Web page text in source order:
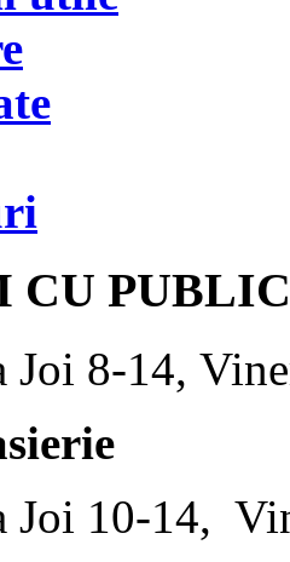
CU
Joi 8-14,
Joi 10-14,